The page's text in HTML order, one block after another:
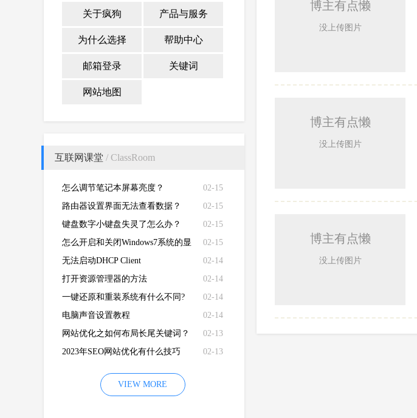
关于疯狗 产品与服务
为什么选择 帮助中心
邮箱登录 关键词
网站地图
互联网课堂 / ClassRoom
02-15
怎么调节笔记本屏幕亮度？
02-15
路由器设置界面无法查看数据？
02-15
键盘数字小键盘失灵了怎么办？
02-15
怎么开启和关闭Windows7系统的显
卡硬件加速功能
02-14
无法启动DHCP Client
02-14
打开资源管理器的方法
02-14
一键还原和重装系统有什么不同?
02-14
电脑声音设置教程
02-13
网站优化之如何布局长尾关键词？
02-13
2023年SEO网站优化有什么技巧
VIEW MORE
博主有点懒
没上传图片
博主有点懒
没上传图片
博主有点懒
没上传图片